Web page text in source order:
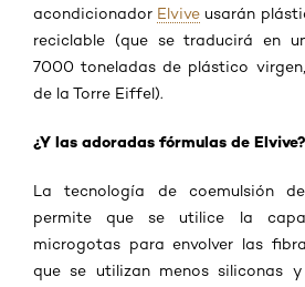
acondicionador Elvive usarán
reciclable (que se traducirá en
7000 toneladas de plástico
de la Torre Eiffel).
¿Y las adoradas fórmulas de Elvive?
La tecnología de coemulsión
permite que se utilice la
microgotas para envolver las
que se utilizan menos siliconas